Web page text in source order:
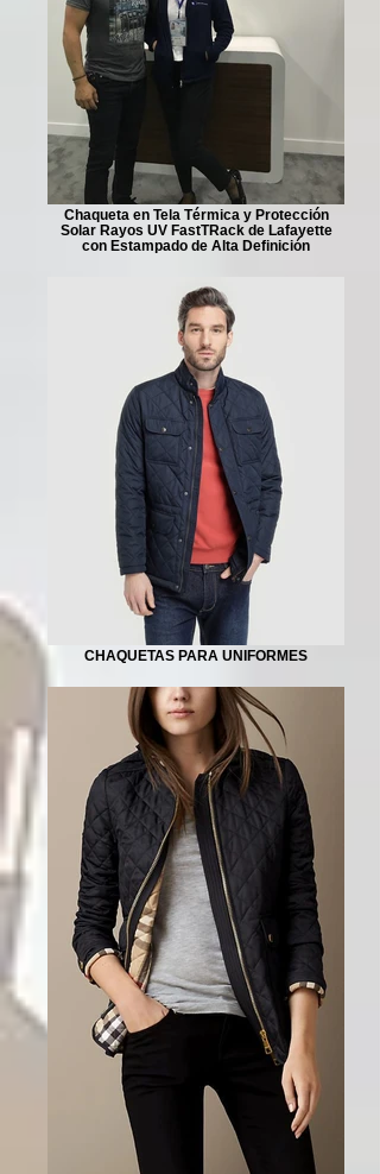
Chaqueta en Tela Térmica y Protección
Solar Rayos UV FastTRack de Lafayette
con Estampado de Alta Definición
CHAQUETAS PARA UNIFORMES